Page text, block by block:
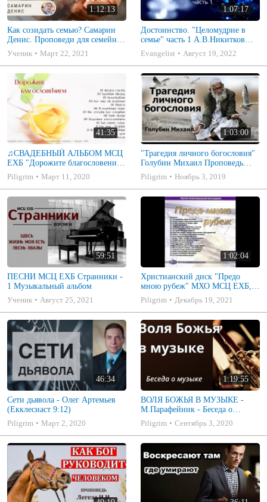
1:12:13
Как созидать семью? Самарин
Денис. Проповеди для семейных
МСЦ ЕХБ
Ученик Март 22, 2021
1:07:17
Достоинство. "Целомудрие в
семье" часть 1 А.В.Никитков
Беседа для семейных МСЦ ЕХБ
Evangelist Август 19, 2022
41:35
♫СВАДЕБНЫЙ АЛЬБОМ МСЦ
ЕХБ "Дорожите благословением
- Христианские песни.
Музыкальный диск. Псалмы
Piligrim Март 11, 2020
1:03:00
"Трагедия личного богословия"
Голубин Михаил Проповедь
2019
Piligrim Ноябрь 3, 2019
59:51
ПЕСНИ МСЦ ЕХБ Странники -
1 Музыкальный альбом
Ученик
Август 25, 2021
1:02:04
Христианский диск "Предо
мною рубеж" МХО МСЦ ЕХБ,
музыкальный альбом, пение,
музыка
Piligrim Декабрь 19, 2021
46:34
Сети дьявола - Олег Артемьев
(Екклесиаст 9:12)
Piligrim
Март 2, 2020
1:19:55
ВОЛЯ БОЖЬЯ В МУЗЫКЕ -
М.Парафейник - Беседа о
музыке 2
Piligrim Сентябрь 3, 2020